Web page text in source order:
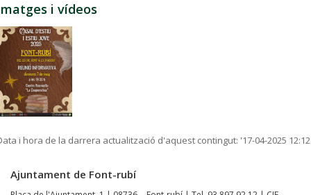
i vídeos
i hora de la darrera actualització d'aquest contingut: '17-04-2025 12:12
Ajuntament de Font-rubí